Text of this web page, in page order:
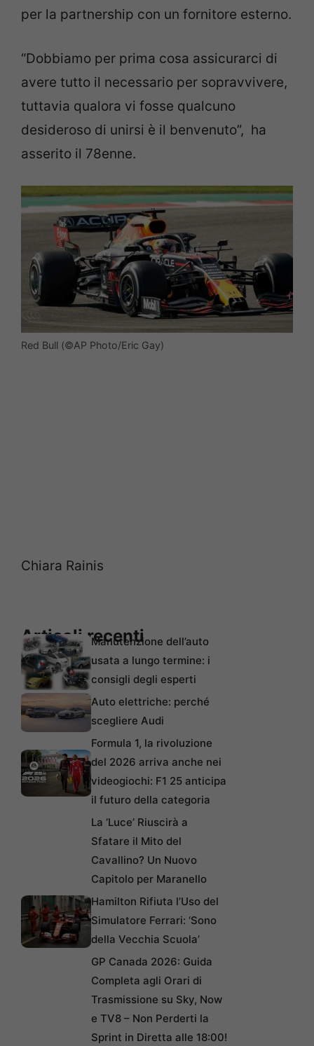
per la partnership con un fornitore esterno.
“Dobbiamo per prima cosa assicurarci di
avere tutto il necessario per sopravvivere,
tuttavia qualora vi fosse qualcuno
desideroso di unirsi è il benvenuto”, ha
asserito il 78enne.
Red Bull (©AP Photo/Eric Gay)
Chiara Rainis
Articoli recentiManutenzione dell’auto
usata a lungo termine: i
consigli degli esperti
Auto elettriche: perché
scegliere Audi
Formula 1, la rivoluzione
del 2026 arriva anche nei
videogiochi: F1 25 anticipa
il futuro della categoria
La ‘Luce’ Riuscirà a
Sfatare il Mito del
Cavallino? Un Nuovo
Capitolo per Maranello
Hamilton Rifiuta l’Uso del
Simulatore Ferrari: ‘Sono
della Vecchia Scuola’
GP Canada 2026: Guida
Completa agli Orari di
Trasmissione su Sky, Now
e TV8 – Non Perderti la
Sprint in Diretta alle 18:00!